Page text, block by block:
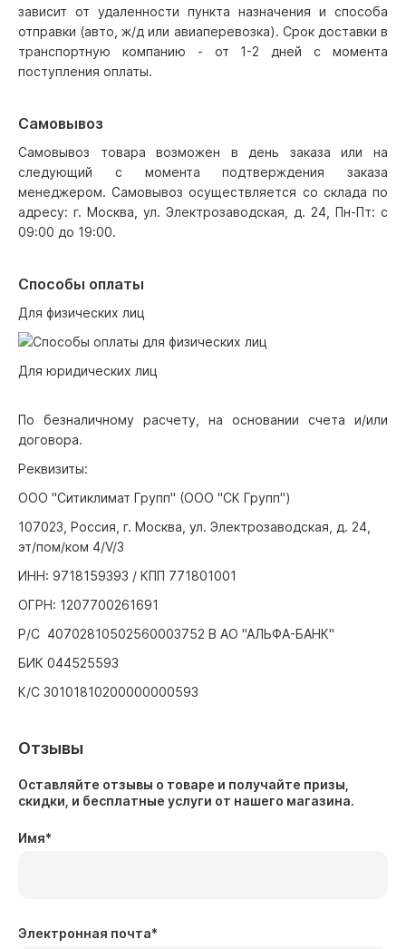
зависит от удаленности пункта назначения и способа
отправки (авто, ж/д или авиаперевозка). Срок доставки в
транспортную компанию - от 1-2 дней с момента
поступления оплаты.
Самовывоз
Самовывоз товара возможен в день заказа или на
следующий с момента подтверждения заказа
менеджером. Самовывоз осуществляется со склада по
адресу: г. Москва, ул. Электрозаводская, д. 24, Пн-Пт: с
09:00 до 19:00.
Способы оплаты
Для физических лиц
Для юридических лиц
По безналичному расчету, на основании счета и/или
договора.
Реквизиты:
ООО "Ситиклимат Групп" (ООО "СК Групп")
107023, Россия, г. Москва, ул. Электрозаводская, д. 24,
эт/пом/ком 4/V/3
ИНН: 9718159393 / КПП 771801001
ОГРН: 1207700261691
Р/С 40702810502560003752 В АО "АЛЬФА-БАНК"
БИК 044525593
К/С 30101810200000000593
Отзывы
Оставляйте отзывы о товаре и получайте призы,
скидки, и бесплатные услуги от нашего магазина.
Имя*
Электронная почта*